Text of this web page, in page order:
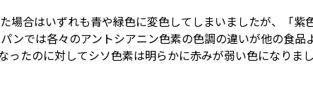
合はいずれも青や緑色に変色してしまいましたが、「紫
ンでは各々のアントシアニン色素の色調の違いが他の食品
たのに対してシソ色素は明らかに赤みが弱い色になりま